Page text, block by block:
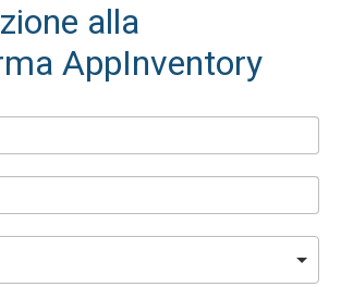
alla
AppInventory